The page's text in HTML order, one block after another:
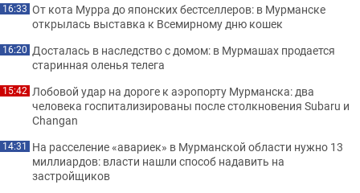
16:33 От кота Мурра до японских бестселлеров: в Мурманске
открылась выставка к Всемирному дню кошек
16:20 Досталась в наследство с домом: в Мурмашах продается
старинная оленья телега
15:42 Лобовой удар на дороге к аэропорту Мурманска: два
человека госпитализированы после столкновения Subaru и
Changan
14:31 На расселение «авариек» в Мурманской области нужно 13
миллиардов: власти нашли способ надавить на
застройщиков